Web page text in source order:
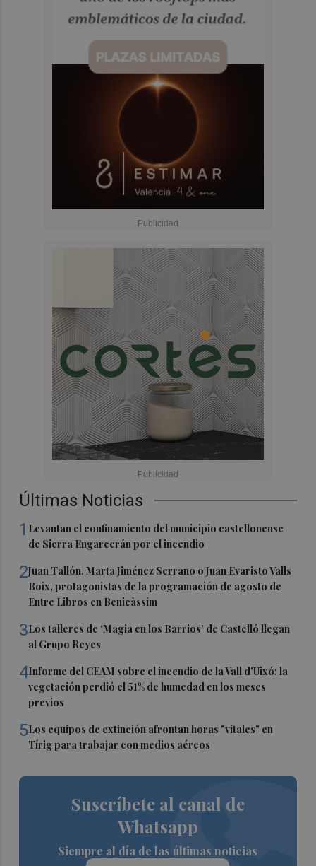
Últimas Noticias
1 Levantan el confinamiento del municipio castellonense
de Sierra Engarcerán por el incendio
2Juan Tallón, Marta Jiménez Serrano o Juan Evaristo Valls
Boix, protagonistas de la programación de agosto de
Entre Libros en Benicàssim
3Los talleres de ‘Magia en los Barrios’ de Castelló llegan
al Grupo Reyes
4Informe del CEAM sobre el incendio de la Vall d'Uixó: la
vegetación perdió el 51% de humedad en los meses
previos
5Los equipos de extinción afrontan horas "vitales" en
Tírig para trabajar con medios aéreos
Suscríbete al canal de
Whatsapp
Siempre al día de las últimas noticias